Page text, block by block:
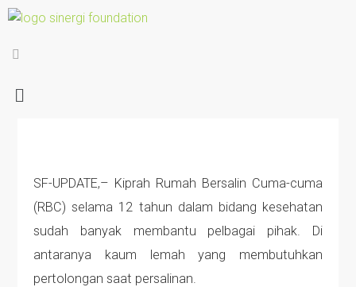
SF-UPDATE,– Kiprah Rumah Bersalin Cuma-cuma
(RBC) selama 12 tahun dalam bidang kesehatan
sudah banyak membantu pelbagai pihak. Di
antaranya kaum lemah yang membutuhkan
pertolongan saat persalinan.